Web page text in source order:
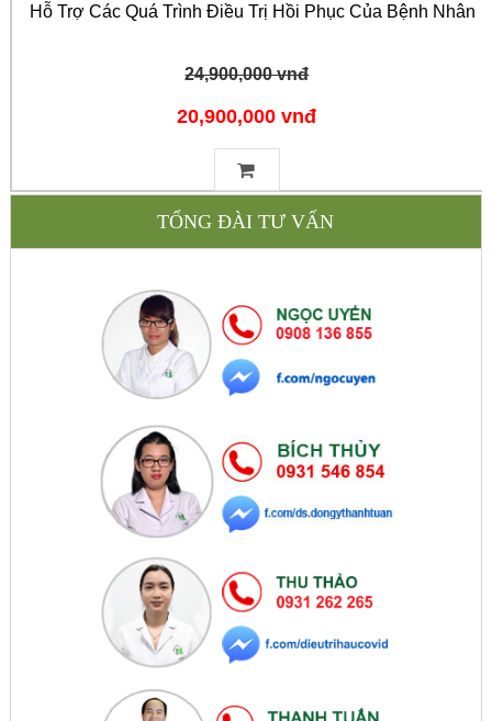
Hỗ Trợ Các Quá Trình Điều Trị Hồi Phục Của Bệnh Nhân
24,900,000 vnđ
20,900,000 vnđ
TỔNG ĐÀI TƯ VẤN